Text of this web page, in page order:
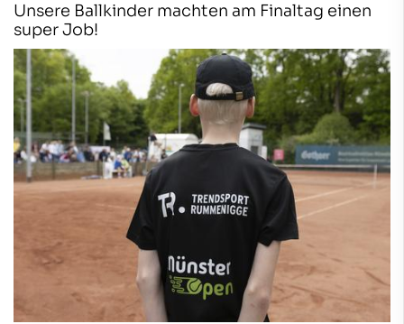
Unsere Ballkinder machten am Finaltag einen
super Job!